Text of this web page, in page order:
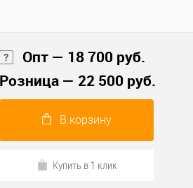
Опт — 18 700 руб.
Розница — 22 500 руб.
В корзину
Купить в 1 клик